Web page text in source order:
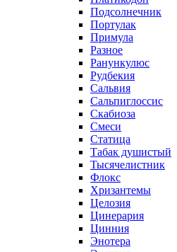
Подсолнечник
Портулак
Примула
Разное
Ранункулюс
Рудбекия
Сальвия
Сальпиглоссис
Скабиоза
Смеси
Статица
Табак душистый
Тысячелистник
Флокс
Хризантемы
Целозия
Цинерария
Цинния
Энотера